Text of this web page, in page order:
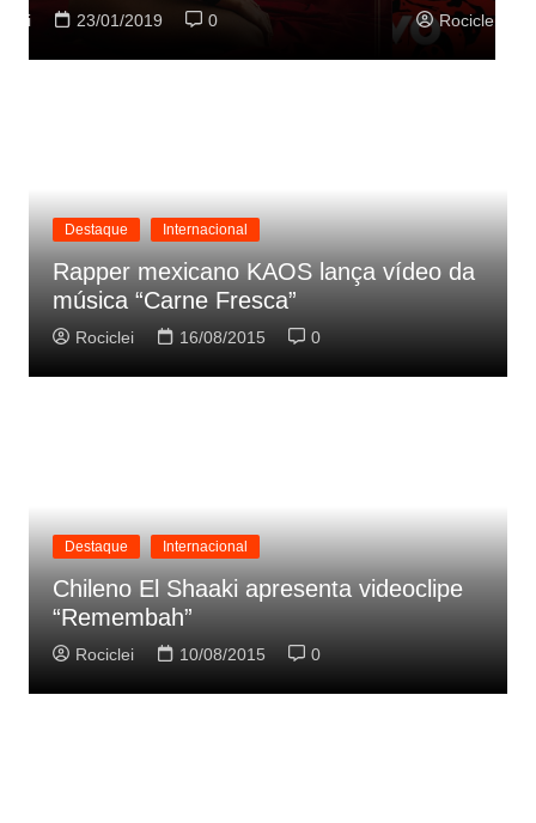
Rociclei 22/01/2019
Destaque Internacional
Rapper mexicano KAOS lança vídeo da
música “Carne Fresca”
Rociclei 16/08/2015 0
Destaque Internacional
Chileno El Shaaki apresenta videoclipe
“Remembah”
Rociclei 10/08/2015 0